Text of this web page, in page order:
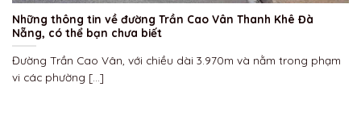
Những thông tin về đường Trần Cao Vân Thanh Khê Đà
Nẵng, có thể bạn chưa biết
Đường Trần Cao Vân, với chiều dài 3.970m và nằm trong phạm
vi các phường [...]